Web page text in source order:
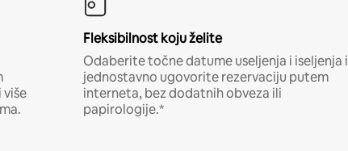
Fleksibilnost koju želite
Odaberite točne datume useljenja i iseljenja i
jednostavno ugovorite rezervaciju putem
interneta, bez dodatnih obveza ili
papirologije.*